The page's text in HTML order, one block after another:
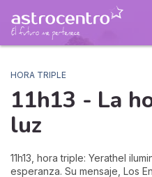
HORA TRIPLE
11h13 - La
luz
11h13, hora triple: Yerathel
esperanza. Su mensaje, Los